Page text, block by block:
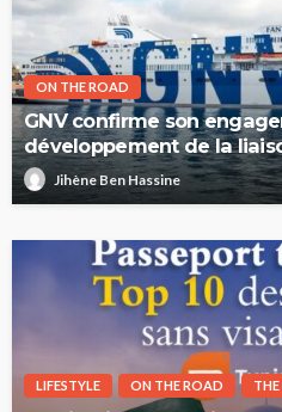
ON THE ROAD
GNV confirme son
développement de la
l’Italie et la Tunisie
Jihène Ben Hassine
LIFESTYLE ON THE ROAD